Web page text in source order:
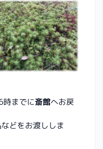
までに斎館へお戻
どをお渡ししま